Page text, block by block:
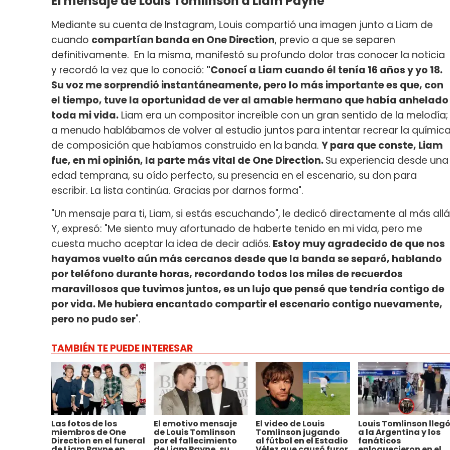
Mediante su cuenta de Instagram, Louis compartió una imagen junto a Liam de
cuando compartían banda en One Direction, previo a que se separen
definitivamente. En la misma, manifestó su profundo dolor tras conocer la noticia
y recordó la vez que lo conoció: "Conocí a Liam cuando él tenía 16 años y yo 18.
Su voz me sorprendió instantáneamente, pero lo más importante es que, con
el tiempo, tuve la oportunidad de ver al amable hermano que había anhelado
toda mi vida. Liam era un compositor increíble con un gran sentido de la melodía;
a menudo hablábamos de volver al estudio juntos para intentar recrear la
de composición que habíamos construido en la banda. Y para que conste, Liam
fue, en mi opinión, la parte más vital de One Direction.Su experiencia desde una
edad temprana, su oído perfecto, su presencia en el escenario, su don para
escribir. La lista continúa. Gracias por darnos forma".
"Un mensaje para ti, Liam, si estás escuchando", le dedicó directamente al más
Y, expresó: "Me siento muy afortunado de haberte tenido en mi vida, pero me
cuesta mucho aceptar la idea de decir adiós. Estoy muy agradecido de que nos
hayamos vuelto aún más cercanos desde que la banda se separó, hablando
por teléfono durante horas, recordando todos los miles de recuerdos
maravillosos que tuvimos juntos, es un lujo que pensé que tendría contigo de
por vida. Me hubiera encantado compartir el escenario contigo nuevamente,
pero no pudo ser".
TAMBIÉN TE PUEDE INTERESAR
Las fotos de los
miembros de One
Direction en el funeral
El emotivo mensaje
de Louis Tomlinson
por el fallecimiento
El video de Louis
Tomlinson jugando
al fútbol en el Estadio
Louis Tomlinson llegó
a la Argentina y los
fanáticos